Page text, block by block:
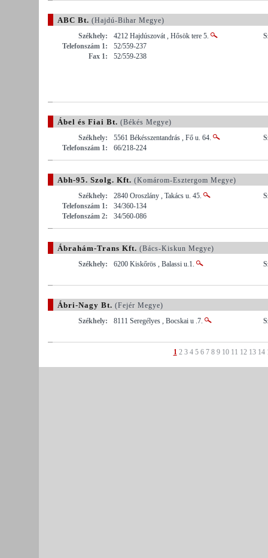
ABC Bt. (Hajdú-Bihar Megye)
Székhely:
4212 Hajdúszovát , Hősök tere 5.
Telefonszám 1:
52/559-237
Fax 1:
52/559-238
Ábel és Fiai Bt. (Békés Megye)
Székhely:
5561 Békésszentandrás , Fő u. 64.
Telefonszám 1:
66/218-224
Abh-95. Szolg. Kft. (Komárom-Esztergom Megye)
Székhely:
2840 Oroszlány , Takács u. 45.
Telefonszám 1:
34/360-134
Telefonszám 2:
34/560-086
Ábrahám-Trans Kft. (Bács-Kiskun Megye)
Székhely:
6200 Kiskőrös , Balassi u.1.
Ábri-Nagy Bt. (Fejér Megye)
Székhely:
8111 Seregélyes , Bocskai u .7.
1 2 3 4 5 6 7 8 9 10 11 12 13 14